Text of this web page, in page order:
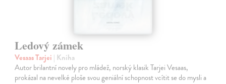
Ledový zámek
Vesaas Tarjei | Kniha
Autor brilantní novely pro mládež, norský klasik Tarjei Vesaas,
prokázal na nevelké ploše svou geniální schopnost vcítit se do mysli a